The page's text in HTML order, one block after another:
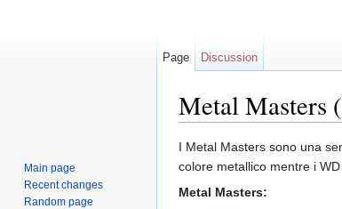
Metal Masters
I Metal Masters sono una
colore metallico mentre i
Metal Masters:
Page Discussion
Main page
Recent changes
Random page